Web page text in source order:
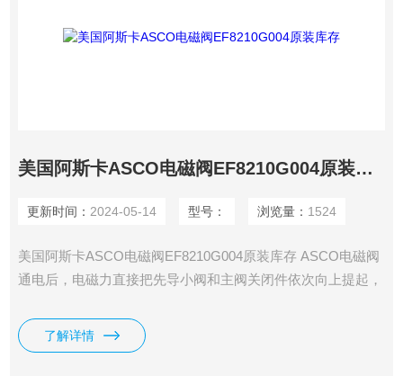
美国阿斯卡ASCO电磁阀EF8210G004原装库存
更新时间： 2024-05-14 型号： 浏览量： 1524
美国阿斯卡ASCO电磁阀EF8210G004原装库存 ASCO电磁阀
通电后，电磁力直接把先导小阀和主阀关闭件依次向上提起，
了解详情